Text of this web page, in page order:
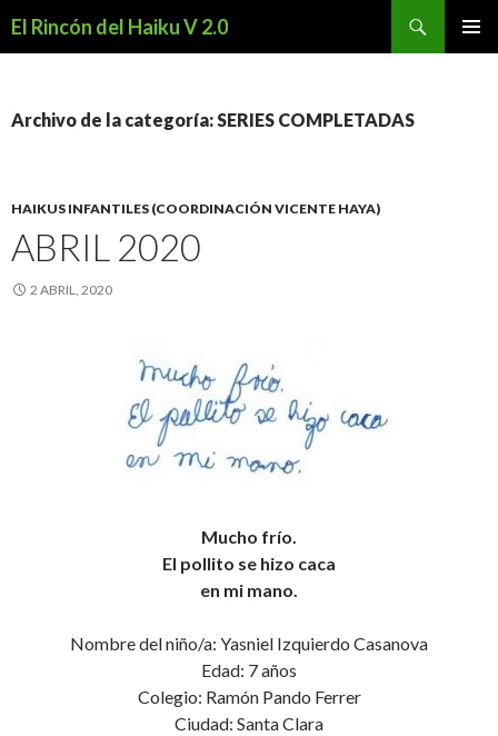
El Rincón del Haiku V 2.0
Archivo de la categoría: SERIES COMPLETADAS
HAIKUS INFANTILES (COORDINACIÓN VICENTE HAYA)
ABRIL 2020
2 ABRIL, 2020
Mucho frío.
El pollito se hizo caca
en mi mano.
Nombre del niño/a: Yasniel Izquierdo Casanova
Edad: 7 años
Colegio: Ramón Pando Ferrer
Ciudad: Santa Clara